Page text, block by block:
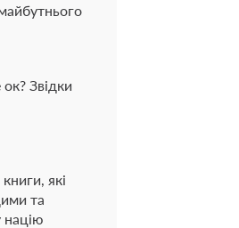
Звідки
які
та
націю